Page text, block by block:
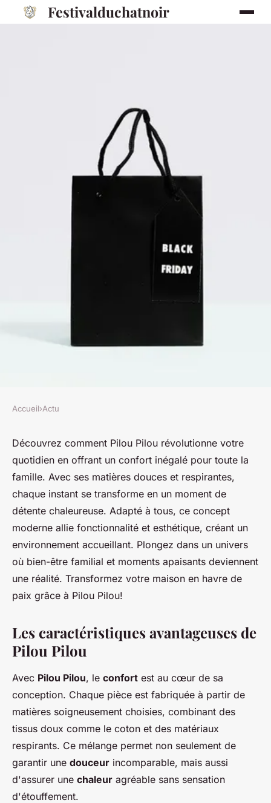
Festivalduchatnoir
Transformez votre quotidien
avec pilou pilou : confort
familial assuré
Léa•9 décembre 2024• 6 min de lecture
Accueil›Actu
Découvrez comment Pilou Pilou révolutionne votre
quotidien en offrant un confort inégalé pour toute la
famille. Avec ses matières douces et respirantes,
chaque instant se transforme en un moment de
détente chaleureuse. Adapté à tous, ce concept
moderne allie fonctionnalité et esthétique, créant un
environnement accueillant. Plongez dans un univers
où bien-être familial et moments apaisants deviennent
une réalité. Transformez votre maison en havre de
paix grâce à Pilou Pilou!
Les caractéristiques avantageuses de
Pilou Pilou
Avec Pilou Pilou, le confort est au cœur de sa
conception. Chaque pièce est fabriquée à partir de
matières soigneusement choisies, combinant des
tissus doux comme le coton et des matériaux
respirants. Ce mélange permet non seulement de
garantir une douceur incomparable, mais aussi
d'assurer une chaleur agréable sans sensation
d'étouffement.